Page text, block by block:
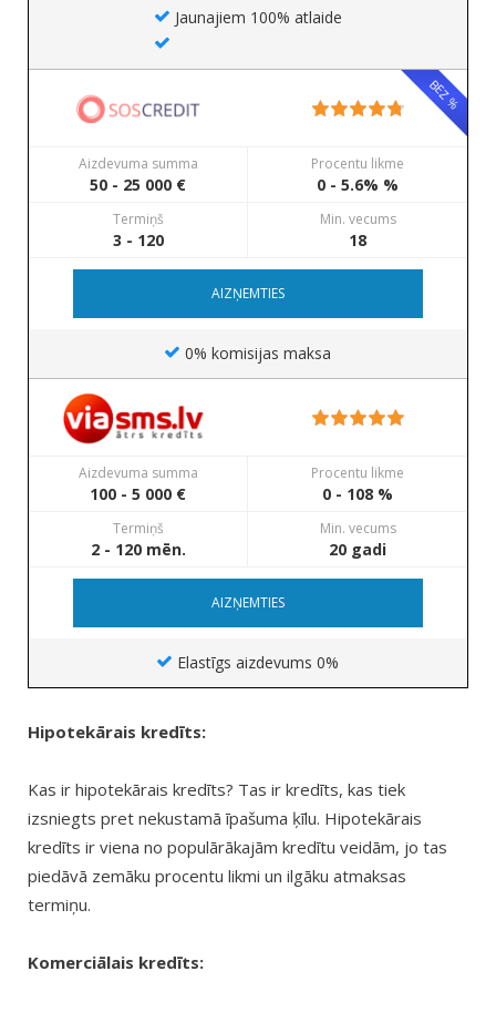
Jaunajiem 100% atlaide
BEZ %
Aizdevuma summa
50 - 25 000 €
Procentu likme
0 - 5.6% %
Termiņš
3 - 120
Min. vecums
18
AIZŅEMTIES
0% komisijas maksa
Aizdevuma summa
100 - 5 000 €
Procentu likme
0 - 108 %
Termiņš
2 - 120 mēn.
Min. vecums
20 gadi
AIZŅEMTIES
Elastīgs aizdevums 0%
Hipotekārais kredīts:
Kas ir hipotekārais kredīts? Tas ir kredīts, kas tiek
izsniegts pret nekustamā īpašuma ķīlu. Hipotekārais
kredīts ir viena no populārākajām kredītu veidām, jo tas
piedāvā zemāku procentu likmi un ilgāku atmaksas
termiņu.
Komerciālais kredīts: